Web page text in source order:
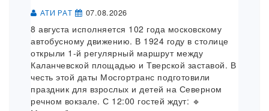
АТИ РАТ 07.08.2026
8 августа исполняется 102 года московскому
автобусному движению. В 1924 году в столице
открыли 1-й регулярный маршрут между
Каланчевской площадью и Тверской заставой. В
честь этой даты Мосгортранс подготовили
праздник для взрослых и детей на Северном
речном вокзале. С 12:00 гостей ждут: 🔹